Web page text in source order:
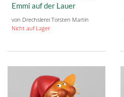
Emmi auf der Lauer
von Drechslerei Torsten Martin
Nicht auf Lager